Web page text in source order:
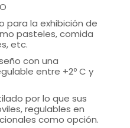
para la exhibición de
pasteles, comida
etc.
con una
entre +2º C y
por lo que sus
regulables en
como opción.